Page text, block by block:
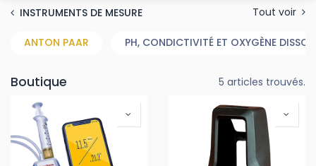
INSTRUMENTS DE MESURE Tout voir
ANTON PAAR PH, CONDICTIVITÉ ET OXYGÈNE
Boutique 5 articles trouvés.